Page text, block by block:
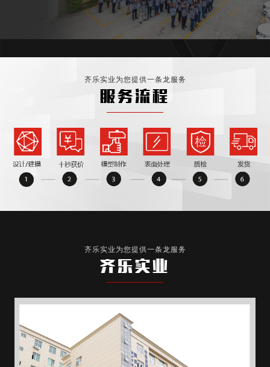
齐乐实业为您提供一条龙服务
服务流程
齐乐实业为您提供一条龙服务
齐乐实业